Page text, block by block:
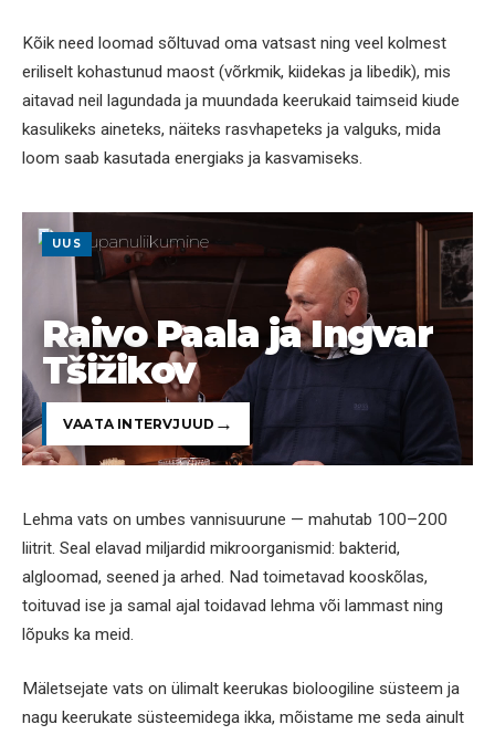
Kõik need loomad sõltuvad oma vatsast ning veel kolmest
eriliselt kohastunud maost (võrkmik, kiidekas ja libedik), mis
aitavad neil lagundada ja muundada keerukaid taimseid kiude
kasulikeks aineteks, näiteks rasvhapeteks ja valguks, mida
loom saab kasutada energiaks ja kasvamiseks.
UUS
Raivo Paala ja Ingvar
Tšižikov
VAATA INTERVJUUD
Lehma vats on umbes vannisuurune — mahutab 100–200
liitrit. Seal elavad miljardid mikroorganismid: bakterid,
algloomad, seened ja arhed. Nad toimetavad kooskõlas,
toituvad ise ja samal ajal toidavad lehma või lammast ning
lõpuks ka meid.
Mäletsejate vats on ülimalt keerukas bioloogiline süsteem ja
nagu keerukate süsteemidega ikka, mõistame me seda ainult